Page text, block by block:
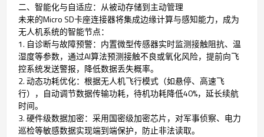
二、智能化与自适应：从被动存储到主动管理
未来的Micro SD卡座连接器将集成边缘计算与感知能力，成为
无人机系统的智能节点：
1. 自诊断与故障预警：内置微型传感器实时监测接触阻抗、温
湿度等参数，通过AI算法预测接触不良或氧化风险，提前向飞
控系统发送警报，降低数据丢失概率。
2. 动态功耗优化：根据无人机飞行模式（如悬停、高速飞
行），自动调节数据传输功耗，待机功耗降低40%，延长续航
时间。
3. 硬件级数据加密：采用国密级加密芯片，对军事侦察、电力
巡检等敏感数据实现端到端保护，防止非法读取。